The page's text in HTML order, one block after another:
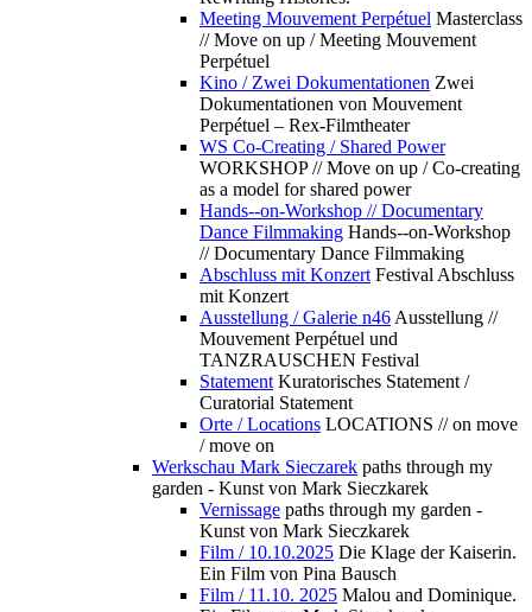
Meeting Mouvement Perpétuel Masterclass
// Move on up / Meeting Mouvement
Perpétuel
Kino / Zwei Dokumentationen Zwei
Dokumentationen von Mouvement
Perpétuel – Rex-Filmtheater
WS Co-Creating / Shared Power
WORKSHOP // Move on up / Co-creating
as a model for shared power
Hands--on-Workshop // Documentary
Dance Filmmaking Hands--on-Workshop
// Documentary Dance Filmmaking
Abschluss mit Konzert Festival Abschluss
mit Konzert
Ausstellung / Galerie n46 Ausstellung //
Mouvement Perpétuel und
TANZRAUSCHEN Festival
Statement Kuratorisches Statement /
Curatorial Statement
Orte / Locations LOCATIONS // on move
/ move on
Werkschau Mark Sieczarek paths through my
garden - Kunst von Mark Sieczkarek
Vernissage paths through my garden -
Kunst von Mark Sieczkarek
Film / 10.10.2025 Die Klage der Kaiserin.
Ein Film von Pina Bausch
Film / 11.10. 2025 Malou and Dominique.